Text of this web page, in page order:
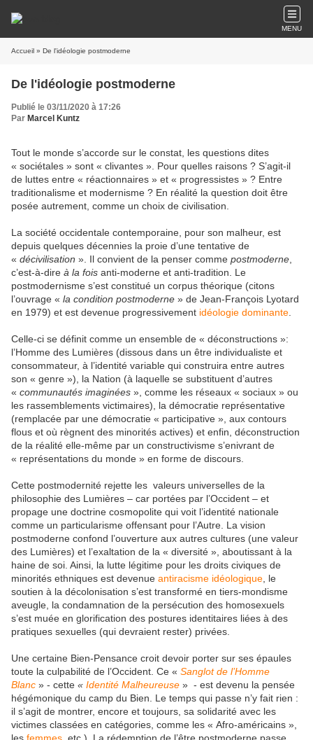
MENU
Accueil » De l'idéologie postmoderne
De l'idéologie postmoderne
Publié le 03/11/2020 à 17:26
Par Marcel Kuntz
Tout le monde s’accorde sur le constat, les questions dites
« sociétales » sont « clivantes ». Pour quelles raisons ? S’agit-il
de luttes entre « réactionnaires » et « progressistes » ? Entre
traditionalisme et modernisme ? En réalité la question doit être
posée autrement, comme un choix de civilisation.
La société occidentale contemporaine, pour son malheur, est
depuis quelques décennies la proie d’une tentative de
« décivilisation ». Il convient de la penser comme postmoderne
c’est-à-dire à la fois anti-moderne et anti-tradition. Le
postmodernisme s’est constitué un corpus théorique (citons
l’ouvrage « la condition postmoderne » de Jean-François Lyotard
en 1979) et est devenue progressivement idéologie dominante
Celle-ci se définit comme un ensemble de « déconstructions »:
l’Homme des Lumières (dissous dans un être individualiste et
consommateur, à l’identité variable qui construira entre autres
son « genre »), la Nation (à laquelle se substituent d’autres
« communautés imaginées », comme les réseaux « sociaux » ou
les rassemblements victimaires), la démocratie représentative
(remplacée par une démocratie « participative », aux contours
flous et où règnent des minorités actives) et enfin, déconstruction
de la réalité elle-même par un constructivisme s’enivrant de
« représentations du monde » en forme de discours.
Cette postmodernité rejette les valeurs universelles de la
philosophie des Lumières – car portées par l’Occident – et
propage une doctrine cosmopolite qui voit l’identité nationale
comme un particularisme offensant pour l’Autre. La vision
postmoderne confond l’ouverture aux autres cultures (une valeur
des Lumières) et l’exaltation de la « diversité », aboutissant à la
haine de soi. Ainsi, la lutte légitime pour les droits civiques de
minorités ethniques est devenue antiracisme idéologique , le
soutien à la décolonisation s’est transformé en tiers-mondisme
aveugle, la condamnation de la persécution des homosexuels
s’est muée en glorification des postures identitaires liées à des
pratiques sexuelles (qui devraient rester) privées.
Une certaine Bien-Pensance croit devoir porter sur ses épaules
toute la culpabilité de l’Occident. Ce « Sanglot de l’Homme
Blanc » - cette « Identité Malheureuse » - est devenu la pensée
hégémonique du camp du Bien. Le temps qui passe n’y fait rien :
il s’agit de montrer, encore et toujours, sa solidarité avec les
victimes classées en catégories, comme les « Afro-américains »,